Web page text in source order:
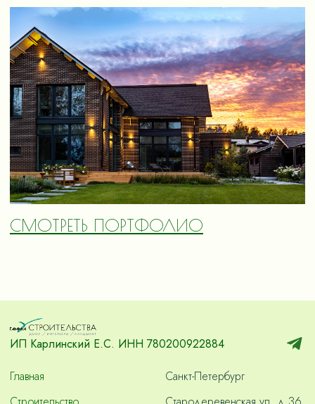
СМОТРЕТЬ ПОРТФОЛИО
ИП Карлинский Е.С. ИНН 780200922884
Главная
Санкт-Петербург